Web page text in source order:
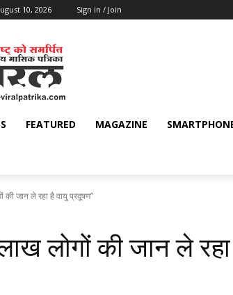
10, 2026 Sign in / Join
FEATURED MAGAZINE
की जान ले रहा है वायु प्रदूषण’’
लाख लोगों की जान ले